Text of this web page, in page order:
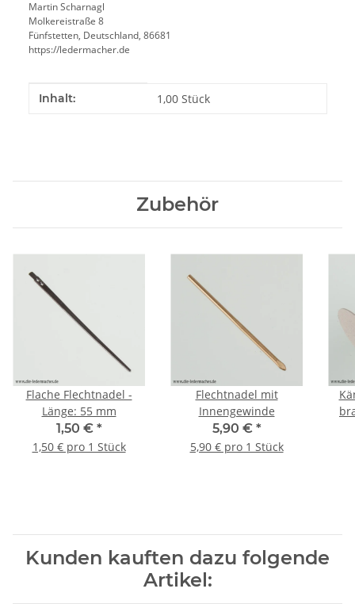
Martin Scharnagl
Molkereistraße 8
Fünfstetten, Deutschland, 86681
https://ledermacher.de
Produkteigenschaft
Wert
Inhalt: 1,00 Stück
Zubehör
Flache Flechtnadel -
Länge: 55 mm
1,50 € *
1,50 € pro 1 Stück
Flechtnadel mit
Innengewinde
5,90 € *
5,90 € pro 1 Stück
Kunden kauften dazu folgende
Artikel: